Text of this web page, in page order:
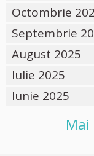
Octombrie
Septembrie
August 2025
Iulie 2025
Iunie 2025